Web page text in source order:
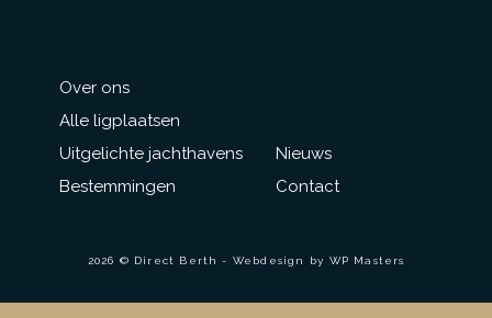
Over ons
Alle ligplaatsen
Uitgelichte jachthavens
Bestemmingen
Nieuws
Contact
2026 © Direct Berth - Webdesign by WP Masters